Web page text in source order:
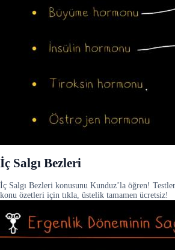
İç Salgı Bezleri
İç Salgı Bezleri konusunu Kunduz’la öğren!
konu özetleri için tıkla, üstelik tamamen ücretsiz!